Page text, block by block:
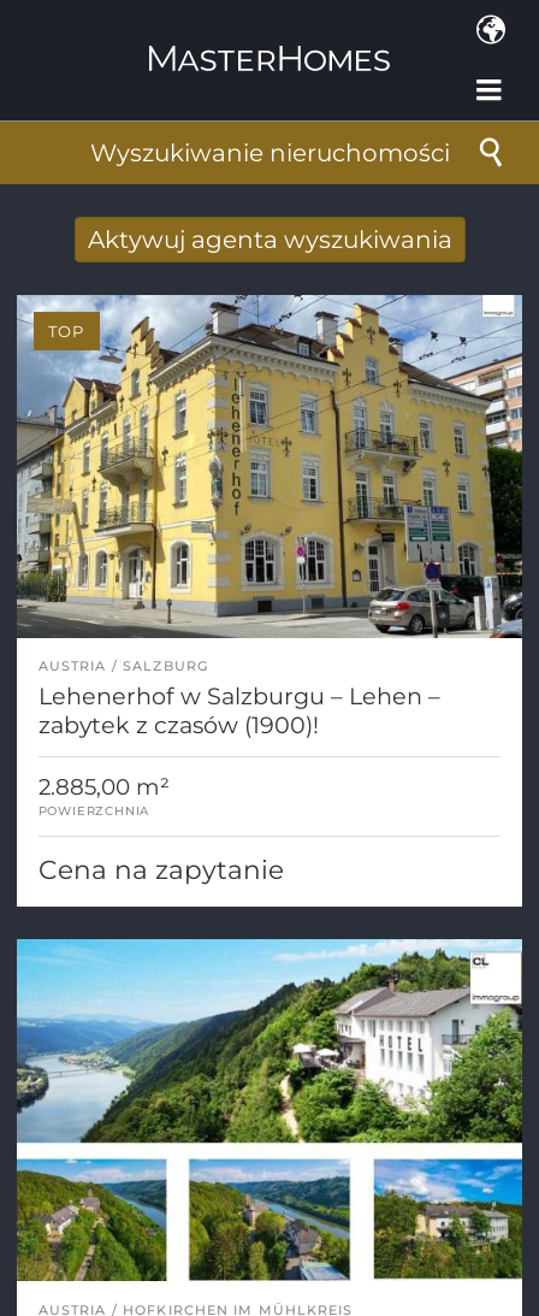
Wyszukiwanie nieruchomości
Aktywuj agenta wyszukiwania
drogą mailową
Adres e-mail*
AUSTRIA SALZBURG
Lehenerhof w Salzburgu – Lehen –
zabytek z czasów (1900)!
2.885,00 m²
POWIERZCHNIA
Cena na zapytanie
TOP
AUSTRIA HOFKIRCHEN IM MÜHLKREIS